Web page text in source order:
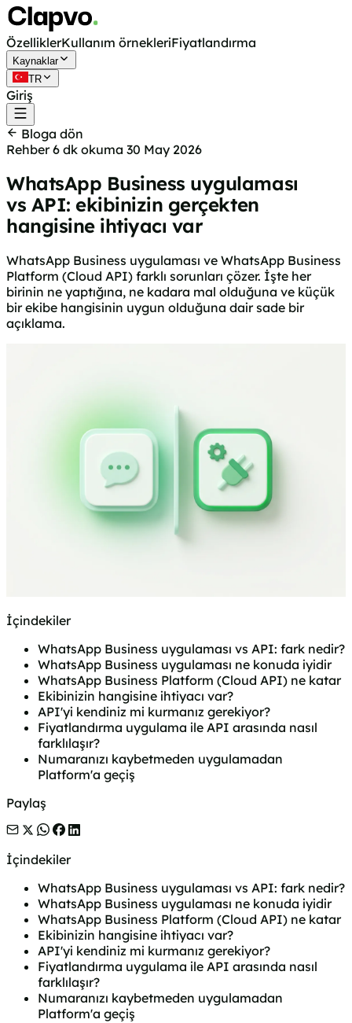
ÖzelliklerKullanım örnekleriFiyatlandırma
Kaynaklar
TR
Giriş
Bloga dön
Rehber6 dk okuma 30 May 2026
WhatsApp Business uygulaması
vs API: ekibinizin gerçekten
hangisine ihtiyacı var
WhatsApp Business uygulaması ve WhatsApp Business
Platform (Cloud API) farklı sorunları çözer. İşte her
birinin ne yaptığına, ne kadara mal olduğuna ve küçük
bir ekibe hangisinin uygun olduğuna dair sade bir
açıklama.
İçindekiler
WhatsApp Business uygulaması vs API: fark nedir?
WhatsApp Business uygulaması ne konuda iyidir
WhatsApp Business Platform (Cloud API) ne katar
Ekibinizin hangisine ihtiyacı var?
API'yi kendiniz mi kurmanız gerekiyor?
Fiyatlandırma uygulama ile API arasında nasıl
farklılaşır?
Numaranızı kaybetmeden uygulamadan
Platform'a geçiş
Paylaş
İçindekiler
WhatsApp Business uygulaması vs API: fark nedir?
WhatsApp Business uygulaması ne konuda iyidir
WhatsApp Business Platform (Cloud API) ne katar
Ekibinizin hangisine ihtiyacı var?
API'yi kendiniz mi kurmanız gerekiyor?
Fiyatlandırma uygulama ile API arasında nasıl
farklılaşır?
Numaranızı kaybetmeden uygulamadan
Platform'a geçiş